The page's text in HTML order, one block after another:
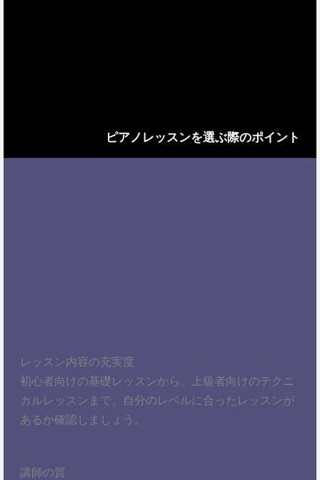
ピアノレッスンを選ぶ際のポイント
レッスン内容の充実度
初心者向けの基礎レッスンから、上級者向けのテクニ
カルレッスンまで、自分のレベルに合ったレッスンが
あるか確認しましょう。
講師の質